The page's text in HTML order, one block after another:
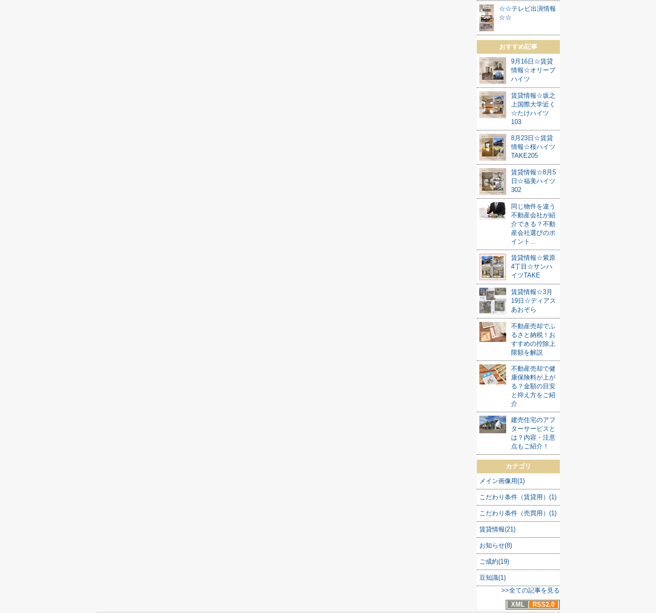
☆☆テレビ出演情報
☆☆
おすすめ記事
9月16日☆賃貸
情報☆オリーブ
ハイツ
賃貸情報☆坂之
上国際大学近く
☆たけハイツ
103
8月23日☆賃貸
情報☆桜ハイツ
TAKE205
賃貸情報☆8月5
日☆福美ハイツ
302
同じ物件を違う
不動産会社が紹
介できる？不動
産会社選びのポ
イント...
賃貸情報☆紫原
4丁目☆サンハ
イツTAKE
賃貸情報☆3月
19日☆ディアス
あおぞら
不動産売却でふ
るさと納税！お
すすめの控除上
限額を解説
不動産売却で健
康保険料が上が
る？金額の目安
と抑え方をご紹
介
建売住宅のアフ
ターサービスと
は？内容・注意
点もご紹介！
カテゴリ
メイン画像用(1)
こだわり条件（賃貸用）(1)
こだわり条件（売買用）(1)
賃貸情報(21)
お知らせ(8)
ご成約(19)
豆知識(1)
>>全ての記事を見る
XML
RSS2.0